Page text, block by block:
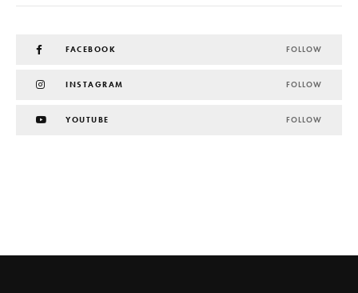
FACEBOOK FOLLOW
INSTAGRAM FOLLOW
YOUTUBE FOLLOW